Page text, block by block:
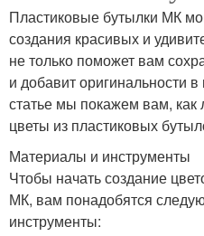
Пластиковые бутылки МК
создания красивых и
не только поможет вам
и добавит оригинальности
статье мы покажем вам, как
цветы из пластиковых
Материалы и инструменты
Чтобы начать создание
МК, вам понадобятся
инструменты: